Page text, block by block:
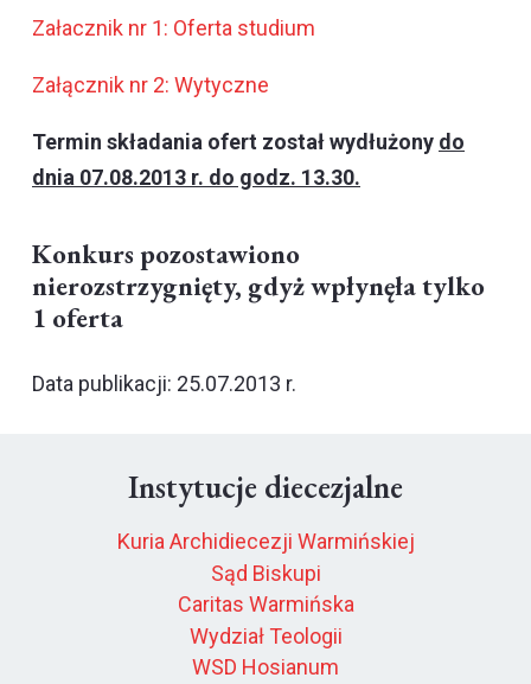
Załacznik nr 1: Oferta studium
Załącznik nr 2: Wytyczne
Termin składania ofert został wydłużony do
dnia 07.08.2013 r. do godz. 13.30.
Konkurs pozostawiono
nierozstrzygnięty, gdyż wpłynęła tylko
1 oferta
Data publikacji: 25.07.2013 r.
Instytucje diecezjalne
Kuria Archidiecezji Warmińskiej
Sąd Biskupi
Caritas Warmińska
Wydział Teologii
WSD Hosianum